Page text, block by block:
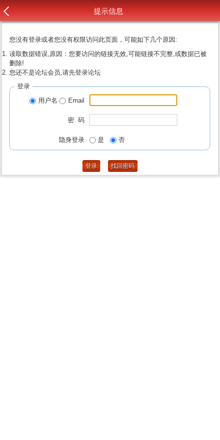
提示信息
您没有登录或者您没有权限访问此页面，可能如下几个原因:
读取数据错误,原因：您要访问的链接无效,可能链接不完整,或数据已被
删除!
您还不是论坛会员,请先登录论坛
登录
用户名
Email
密 码
隐身登录 是 否